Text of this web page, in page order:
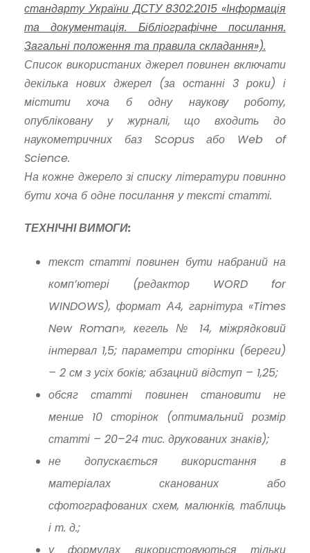
стандарту України ДСТУ 8302:2015 «Інформація
та документація. Бібліографічне посилання.
Загальні положення та правила складання»).
Список використаних джерел повинен включати
декілька нових джерел (за останні 3 роки) і
містити хоча б одну наукову роботу,
опубліковану у журналі, що входить до
наукометричних баз Scopus або Web of
Science.
На кожне джерело зі списку літератури повинно
бути хоча б одне посилання у тексті статті.
ТЕХНІЧНІ ВИМОГИ:
текст статті повинен бути набраний на
комп’ютері (редактор WORD for
WINDOWS), формат А4, гарнітура «Times
New Roman», кегель № 14, міжрядковий
інтервал 1,5; параметри сторінки (береги)
– 2 см з усіх боків; абзацний відступ – 1,25;
обсяг статті повинен становити не
менше 10 сторінок (оптимальний розмір
статті – 20–24 тис. друкованих знаків);
не допускається використання в
матеріалах сканованих або
сфотографованих схем, малюнків, таблиць
і т. д.;